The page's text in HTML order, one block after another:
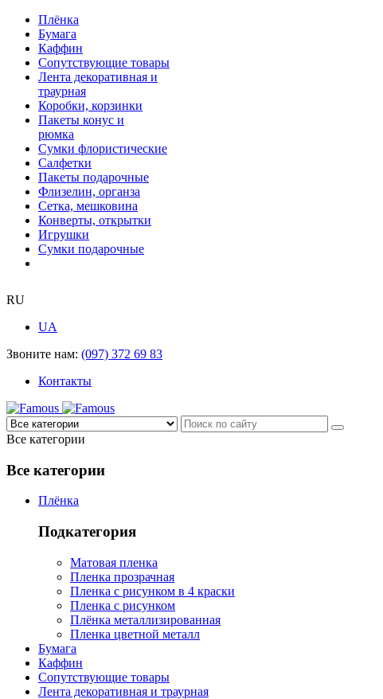
Плёнка
Бумага
Каффин
Сопутствующие товары
Лента декоративная и
траурная
Коробки, корзинки
Пакеты конус и
рюмка
Сумки флористические
Салфетки
Пакеты подарочные
Флизелин, органза
Сетка, мешковина
Конверты, открытки
Игрушки
Сумки подарочные
RU
UA
Звоните нам: (097) 372 69 83
Контакты
Все категории
Все категории
Плёнка
Подкатегория
Матовая пленка
Пленка прозрачная
Пленка с рисунком в 4 краски
Пленка с рисунком
Плёнка металлизированная
Пленка цветной металл
Бумага
Каффин
Сопутствующие товары
Лента декоративная и траурная